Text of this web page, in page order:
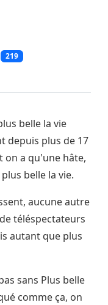
219
belle la vie
depuis plus de 17
on a qu'une hâte,
belle la vie.
aucune autre
téléspectateurs
autant que plus
sans Plus belle
comme ça, on